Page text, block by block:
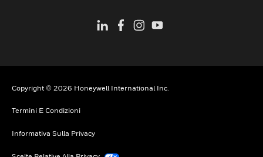
Copyright © 2026 Honeywell International Inc.
Termini E Condizioni
Informativa Sulla Privacy